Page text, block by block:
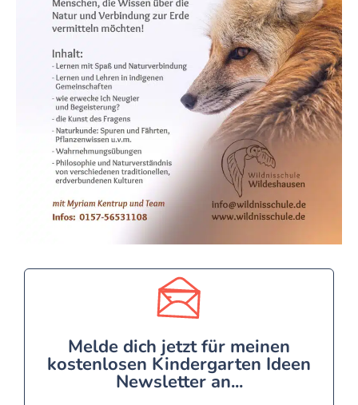
Melde dich jetzt für meinen
kostenlosen Kindergarten Ideen
Newsletter an...